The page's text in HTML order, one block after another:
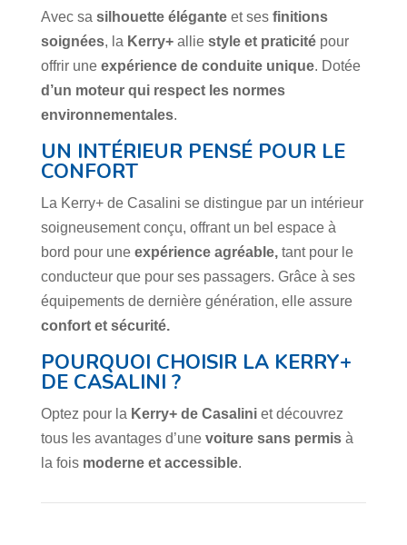
Avec sa silhouette éléganteet ses finitions
soignées, la Kerry+allie style et praticitépour
offrir une expérience de conduite unique. Dotée
d’un moteur qui respect les normes
environnementales.
UN INTÉRIEUR PENSÉ POUR LE
CONFORT
La Kerry+ de Casalini se distingue par un intérieur
soigneusement conçu, offrant un bel espace à
bord pour une expérience agréable,tant pour le
conducteur que pour ses passagers. Grâce à ses
équipements de dernière génération, elle assure
confort et sécurité.
POURQUOI CHOISIR LA KERRY+
DE CASALINI ?
Optez pour la Kerry+ de Casaliniet découvrez
tous les avantages d’une voiture sans permisà
la fois moderne et accessible.